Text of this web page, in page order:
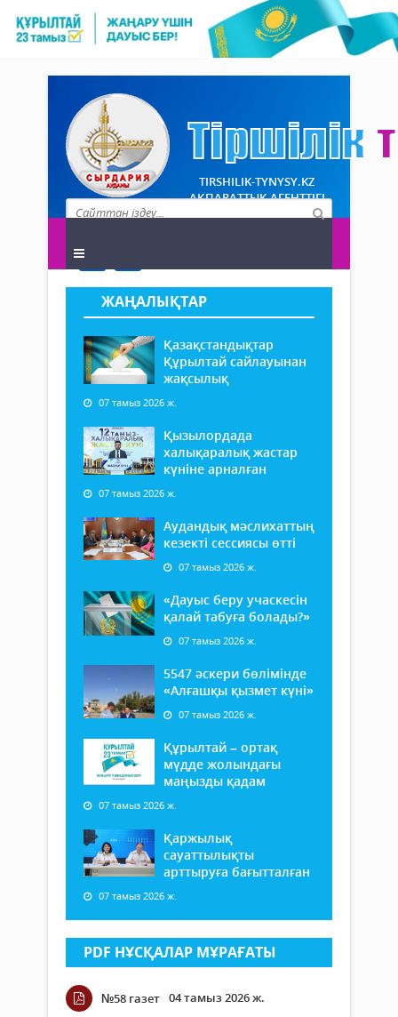
TIRSHILIK-TYNYSY.KZ
АҚПАРАТТЫҚ АГЕНТТІГІ
ЖАҢАЛЫҚТАР
Қазақстандықтар
Құрылтай сайлауынан
жақсылық
07 тамыз 2026 ж.
Қызылордада
халықаралық жастар
күніне арналған
07 тамыз 2026 ж.
Аудандық мәслихаттың
кезекті сессиясы өтті
07 тамыз 2026 ж.
«Дауыс беру учаскесін
қалай табуға болады?»
07 тамыз 2026 ж.
5547 әскери бөлімінде
«Алғашқы қызмет күні»
07 тамыз 2026 ж.
Құрылтай – ортақ
мүдде жолындағы
маңызды қадам
07 тамыз 2026 ж.
Қаржылық
сауаттылықты
арттыруға бағытталған
07 тамыз 2026 ж.
PDF НҰСҚАЛАР МҰРАҒАТЫ
№58 газет 04 тамыз 2026 ж.